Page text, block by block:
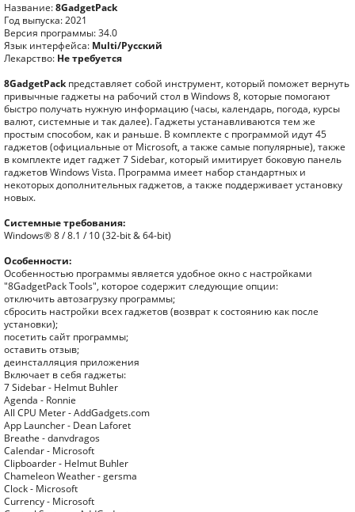
Название:8GadgetPack
Год выпуска: 2021
Версия программы: 34.0
Язык интерфейса: Multi/Русский
Лекарство: Не требуется
8GadgetPackпредставляет собой инструмент, который поможет вернуть
привычные гаджеты на рабочий стол в Windows 8, которые помогают
быстро получать нужную информацию (часы, календарь, погода, курсы
валют, системные и так далее). Гаджеты устанавливаются тем же
простым способом, как и раньше. В комплекте с программой идут 45
гаджетов (официальные от Microsoft, а также самые популярные), также
в комплекте идет гаджет 7 Sidebar, который имитирует боковую панель
гаджетов Windows Vista. Программа имеет набор стандартных и
некоторых дополнительных гаджетов, а также поддерживает установку
новых.
Системные требования:
Windows® 8 / 8.1 / 10 (32-bit & 64-bit)
Особенности:
Особенностью программы является удобное окно c настройками
"8GadgetPack Tools", которое содержит следующие опции:
отключить автозагрузку программы;
сбросить настройки всех гаджетов (возврат к состоянию как после
установки);
посетить сайт программы;
оставить отзыв;
деинсталляция приложения
Включает в себя гаджеты:
7 Sidebar - Helmut Buhler
Agenda - Ronnie
All CPU Meter - AddGadgets.com
App Launcher - Dean Laforet
Breathe - danvdragos
Calendar - Microsoft
Clipboarder - Helmut Buhler
Chameleon Weather - gersma
Clock - Microsoft
Currency - Microsoft